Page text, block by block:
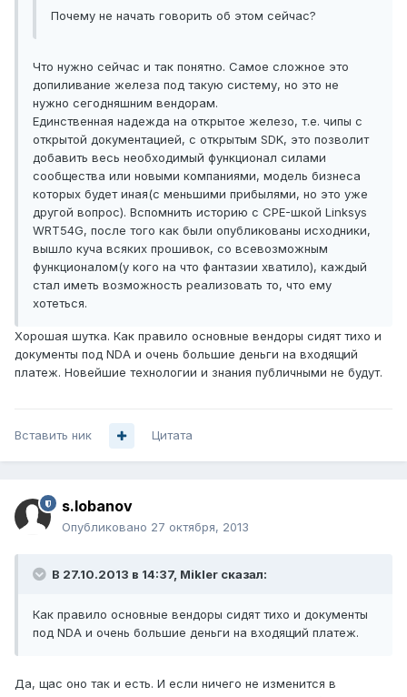
Почему не начать говорить об этом сейчас?
Что нужно сейчас и так понятно. Самое сложное это
допиливание железа под такую систему, но это не
нужно сегодняшним вендорам.
Единственная надежда на открытое железо, т.е. чипы с
открытой документацией, с открытым SDK, это позволит
добавить весь необходимый функционал силами
сообщества или новыми компаниями, модель бизнеса
которых будет иная(с меньшими прибылями, но это уже
другой вопрос). Вспомнить историю с CPE-шкой Linksys
WRT54G, после того как были опубликованы исходники,
вышло куча всяких прошивок, со всевозможным
функционалом(у кого на что фантазии хватило), каждый
стал иметь возможность реализовать то, что ему
хотеться.
Хорошая шутка. Как правило основные вендоры сидят тихо и
документы под NDA и очень большие деньги на входящий
платеж. Новейшие технологии и знания публичными не будут.
Вставить ник Цитата
s.lobanov
Опубликовано 27 октября, 2013
В 27.10.2013 в 14:37, Mikler сказал:
Как правило основные вендоры сидят тихо и документы
под NDA и очень большие деньги на входящий платеж.
Да, щас оно так и есть. И если ничего не изменится в